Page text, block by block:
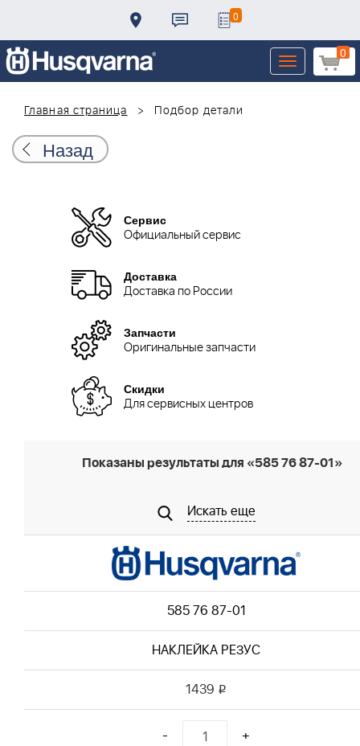
0
0
Toggle
navigation
Главная страница
Подбор детали
Назад
Сервис
Официальный сервис
Доставка
Доставка по России
Запчасти
Оригинальные запчасти
Скидки
Для сервисных центров
Показаны результаты для «585 76 87-01»
Искать еще
585 76 87-01
НАКЛЕЙКА РЕЗУС
1439 i
- +